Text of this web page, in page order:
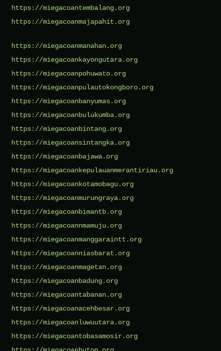
https://miegacoantembalang.org
https://miegacoanmajapahit.org
https://miegacoanmanahan.org
https://miegacoankayongutara.org
https://miegacoanpohuwato.org
https://miegacoanpulautokongboro.org
https://miegacoanbanyumas.org
https://miegacoanbulukumba.org
https://miegacoanbintang.org
https://miegacoansintangka.org
https://miegacoanbajawa.org
https://miegacoankepulauanmerantiriau.org
https://miegacoankotamobagu.org
https://miegacoanmurungraya.org
https://miegacoanbimantb.org
https://miegacoannmamuju.org
https://miegacoanmanggaraintt.org
https://miegacoanniasbarat.org
https://miegacoanmagetan.org
https://miegacoanbadung.org
https://miegacoantabanan.org
https://miegacoanacehbesar.org
https://miegacoanluwuutara.org
https://miegacoantobasamosir.org